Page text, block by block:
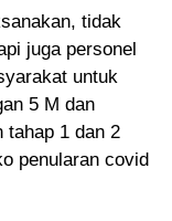
tidak
juga personel
untuk
5 M dan
tahap 1 dan 2
penularan covid